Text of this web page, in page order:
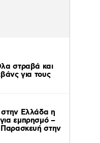
στραβά και
για τους
Ελλάδα η
εμπρησμό –
στην